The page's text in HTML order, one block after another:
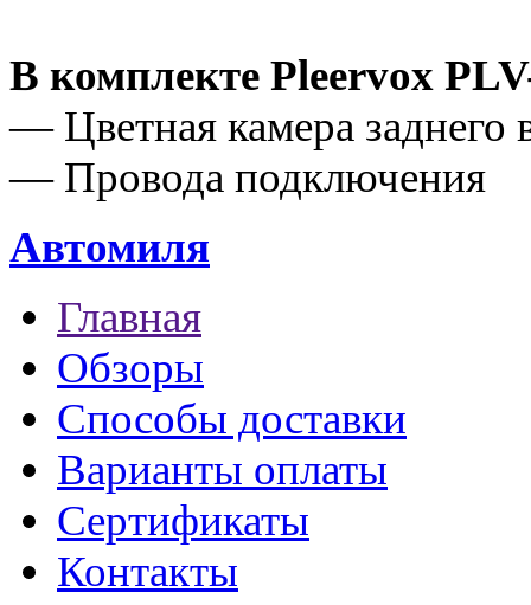
В комплекте Pleervox
— Цветная камера заднего
— Провода подключения
Автомиля
Главная
Обзоры
Способы доставки
Варианты оплаты
Сертификаты
Контакты